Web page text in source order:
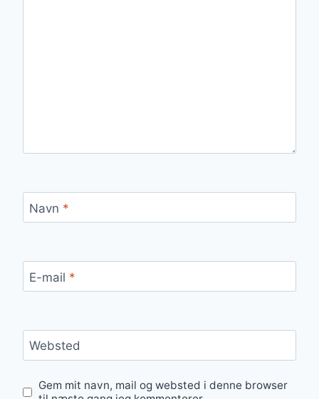
Navn *
E-mail *
Websted
Gem mit navn, mail og websted i denne browser